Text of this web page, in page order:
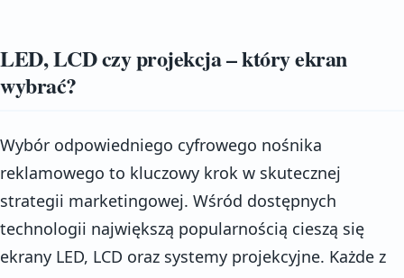
LED, LCD czy projekcja – który ekran
wybrać?
Wybór odpowiedniego cyfrowego nośnika
reklamowego to kluczowy krok w skutecznej
strategii marketingowej. Wśród dostępnych
technologii największą popularnością cieszą się
ekrany LED, LCD oraz systemy projekcyjne. Każde z